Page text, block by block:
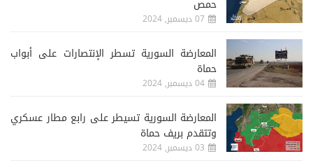
حمص
07 ديسمبر, 2024
المعارضة السورية تسطر الإنتصارات على أبواب
حماة
04 ديسمبر, 2024
المعارضة السورية تسيطر على رابع مطار عسكري
وتتقدم بريف حماة
03 ديسمبر, 2024